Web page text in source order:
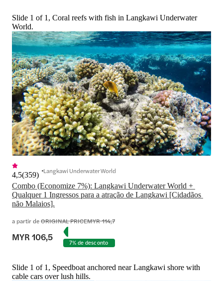
Slide 1 of 1, Coral reefs with fish in Langkawi Underwater
World.
Combo (Economize 7%): Langkawi Underwater World +
Qualquer 1 Ingressos para a atração de Langkawi [Cidadãos
não Malaios].
4,5(359) Langkawi Underwater World
a partir deORIGINAL PRICEMYR 114,7
MYR 106,5 7% de desconto
Slide 1 of 1, Speedboat anchored near Langkawi shore with
cable cars over lush hills.